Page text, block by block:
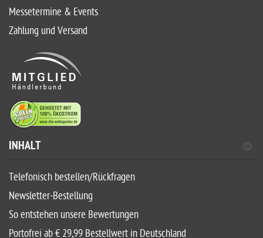
Messetermine & Events
Zahlung und Versand
INHALT
Telefonisch bestellen/Rückfragen
Newsletter-Bestellung
So entstehen unsere Bewertungen
Portofrei ab € 29,99 Bestellwert in Deutschland